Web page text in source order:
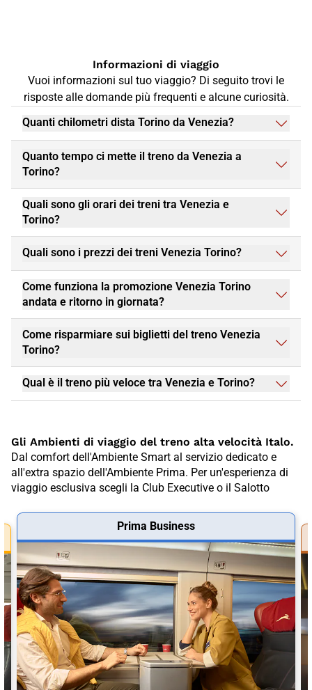
Informazioni di viaggio
Vuoi informazioni sul tuo viaggio? Di seguito trovi le
risposte alle domande più frequenti e alcune curiosità.
Quanti chilometri dista Torino da Venezia?
Quanto tempo ci mette il treno da Venezia a
Torino?
Quali sono gli orari dei treni tra Venezia e
Torino?
Quali sono i prezzi dei treni Venezia Torino?
Come funziona la promozione Venezia Torino
andata e ritorno in giornata?
Come risparmiare sui biglietti del treno Venezia
Torino?
Qual è il treno più veloce tra Venezia e Torino?
Gli Ambienti di viaggio del treno alta velocità Italo.
Dal comfort dell'Ambiente Smart al servizio dedicato e
all'extra spazio dell'Ambiente Prima. Per un'esperienza di
viaggio esclusiva scegli la Club Executive o il Salotto
Prima Business